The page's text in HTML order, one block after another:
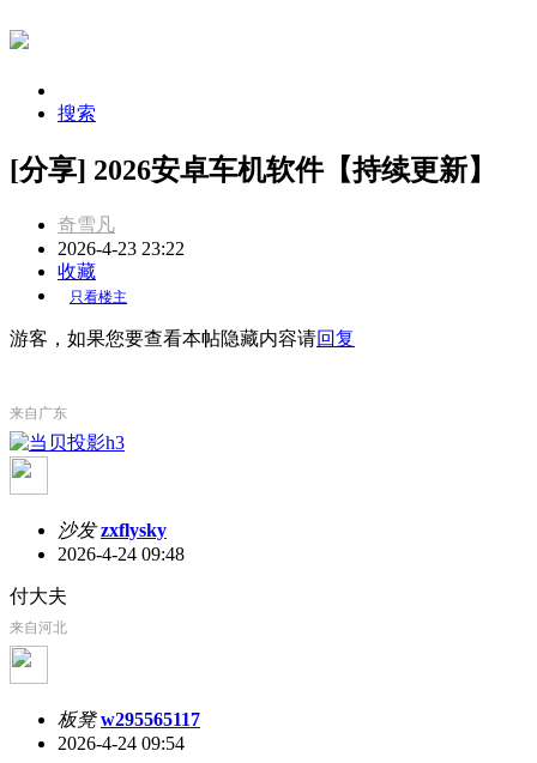
搜索
[分享] 2026安卓车机软件【持续更新】
奇雪凡
2026-4-23 23:22
收藏
只看楼主
游客，如果您要查看本帖隐藏内容请回复
来自广东
沙发 zxflysky
2026-4-24 09:48
付大夫
来自河北
板凳 w295565117
2026-4-24 09:54